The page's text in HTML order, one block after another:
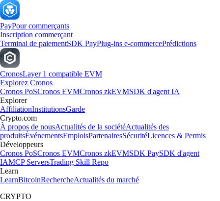
PayPour commerçants
Inscription commerçant
Terminal de paiementSDK PayPlug-ins e-commercePrédictions
CronosLayer 1 compatible EVM
Explorez Cronos
Cronos PoSCronos EVMCronos zkEVMSDK d'agent IA
Explorer
AffiliationInstitutionsGarde
Crypto.com
À propos de nousActualités de la sociétéActualités des
produitsÉvénementsEmploisPartenairesSécuritéLicences & Permis
Développeurs
Cronos PoSCronos EVMCronos zkEVMSDK PaySDK d'agent
IAMCP ServersTrading Skill Repo
Learn
LearnBitcoinRechercheActualités du marché
CRYPTO